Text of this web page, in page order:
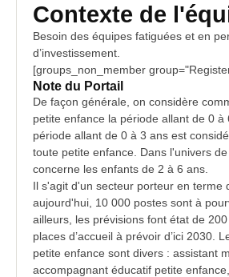
Contexte de
Besoin des équipes fatiguées et en
d’investissement.
[groups_non_member
Note du Portail
De façon générale, on considère
petite enfance la période allant de 0 à
période allant de 0 à 3 ans est
toute petite enfance. Dans l'univers de
concerne les enfants de 2 à 6 ans.
Il s'agit d'un secteur porteur en terme
aujourd'hui, 10 000 postes sont à
ailleurs, les prévisions font état de
places d’accueil à prévoir d’ici 2030.
petite enfance sont divers : assistant
accompagnant éducatif petite